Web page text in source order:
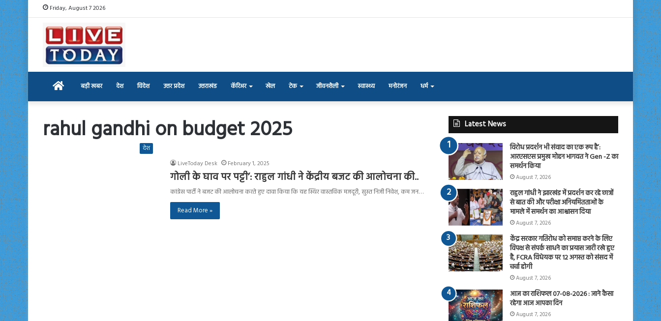
Friday, August 7 2026
Home बड़ी खबर देश विदेश उत्तर प्रदेश उत्तराखंड कॅरिअर खेल टेक जीवनशैली स्वास्थ्य मनोरंजन धर्म
rahul gandhi on budget 2025
देश
LiveToday Desk
February 1, 2025
गोली के घाव पर पट्टी’: राहुल गांधी ने केंद्रीय बजट की आलोचना की..
कांग्रेस पार्टी ने बजट की आलोचना करते हुए दावा किया कि यह स्थिर वास्तविक मजदूरी, सुस्त निजी निवेश, कम जन…
Read More »
Latest News
विरोध प्रदर्शन भी संवाद का एक रूप है’:
आरएसएस प्रमुख मोहन भागवत ने Gen -Z का
समर्थन किया
August 7, 2026
राहुल गांधी ने झारखंड में प्रदर्शन कर रहे छात्रों
से बात की और परीक्षा अनियमितताओं के
मामले में समर्थन का आश्वासन दिया
August 7, 2026
केंद्र सरकार गतिरोध को समाप्त करने के लिए
विपक्ष से संपर्क साधने का प्रयास जारी रखे हुए
है, FCRA विधेयक पर 12 अगस्त को संसद में
चर्चा होगी
August 7, 2026
आज का राशिफल 07-08-2026 : जाने कैसा
रहेगा आज आपका दिन
August 7, 2026